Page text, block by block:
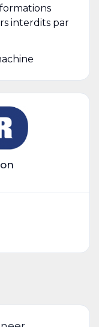
interdits par